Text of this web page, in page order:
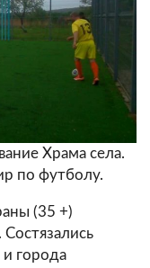
Храма села.
по футболу.
(35 +)
города